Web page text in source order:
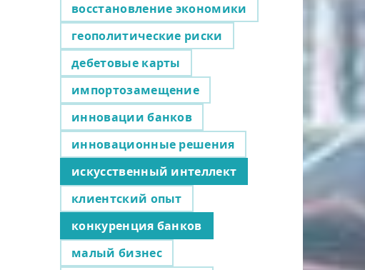
восстановление экономики
геополитические риски
дебетовые карты
импортозамещение
инновации банков
инновационные решения
искусственный интеллект
клиентский опыт
конкуренция банков
малый бизнес